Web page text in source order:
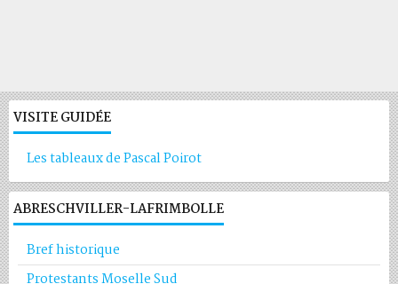
VISITE GUIDÉE
Les tableaux de Pascal Poirot
ABRESCHVILLER-LAFRIMBOLLE
Bref historique
Protestants Moselle Sud